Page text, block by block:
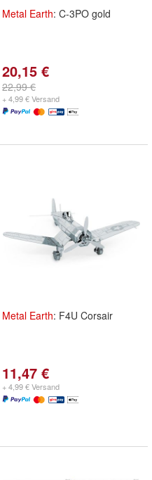
Metal Earth: C-3PO gold
20,15 €
22,99 €
+ 4,99 € Versand
Metal Earth: F4U Corsair
11,47 €
+ 4,99 € Versand